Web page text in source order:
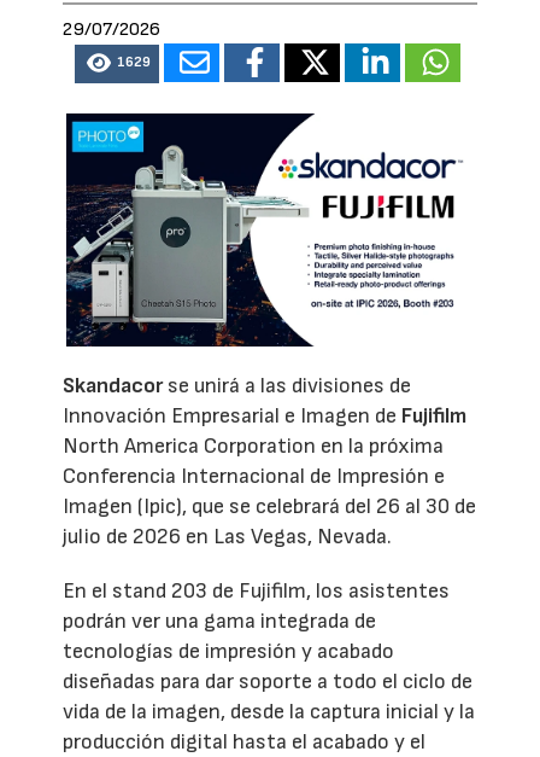
29/07/2026
1629
Skandacorse unirá a las divisiones de
Innovación Empresarial e Imagen de Fujifilm
North America Corporation en la próxima
Conferencia Internacional de Impresión e
Imagen (Ipic), que se celebrará del 26 al 30 de
julio de 2026 en Las Vegas, Nevada.
En el stand 203 de Fujifilm, los asistentes
podrán ver una gama integrada de
tecnologías de impresión y acabado
diseñadas para dar soporte a todo el ciclo de
vida de la imagen, desde la captura inicial y la
producción digital hasta el acabado y el